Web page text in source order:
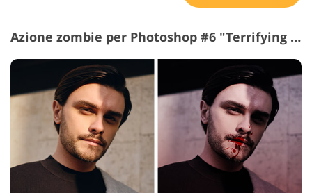
Azione zombie per Photoshop #6 "Terrifying Signs"